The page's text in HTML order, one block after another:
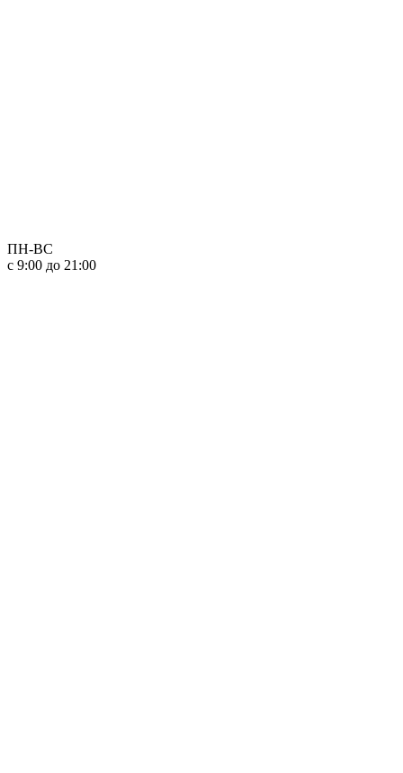
ПН-ВС
с 9:00 до 21:00